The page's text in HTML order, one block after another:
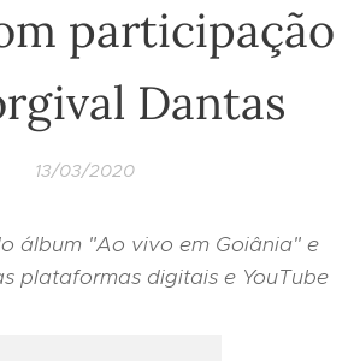
participação
Dantas
13/03/2020
álbum "Ao vivo em Goiânia" e
plataformas digitais e YouTube